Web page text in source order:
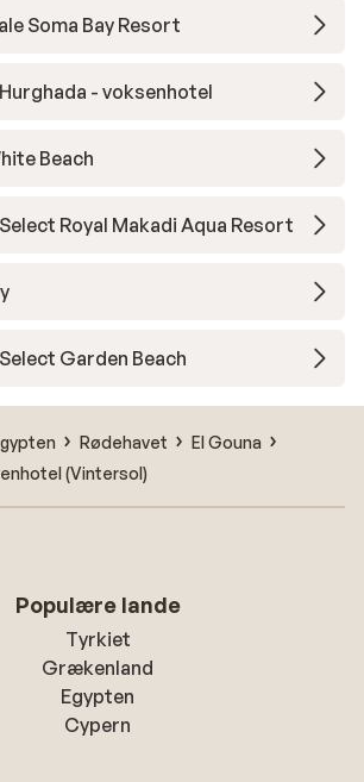
Soma Bay Resort
- voksenhotel
Beach
Royal Makadi Aqua Resort
Garden Beach
Rødehavet
El Gouna
(Vintersol)
Populære lande
Tyrkiet
Grækenland
Egypten
Cypern